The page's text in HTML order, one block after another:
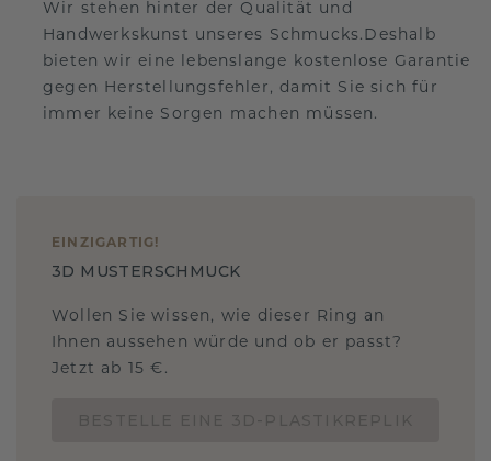
Wir stehen hinter der Qualität und
Handwerkskunst unseres Schmucks.Deshalb
bieten wir eine lebenslange kostenlose Garantie
gegen Herstellungsfehler, damit Sie sich für
immer keine Sorgen machen müssen.
EINZIGARTIG !
3D MUSTERSCHMUCK
Wollen Sie wissen, wie dieser Ring an
Ihnen aussehen würde und ob er passt?
Jetzt ab 15 €.